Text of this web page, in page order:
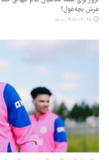
غرش بچه‌غول!
۱۴۰۵-۰۳-۲۸ ۰۸:۰۰